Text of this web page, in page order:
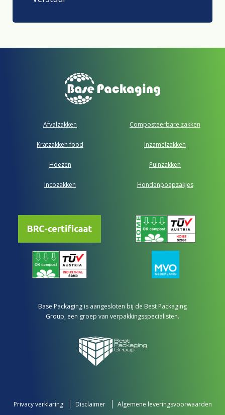
Afvalzakken Composteerbare zakken
Kratzakken food Inzamelzakken
Hoezen Puinzakken
Incozakken Hondenpoepzakjes
Base Packaging is aangesloten bij de Best Packaging
Group, een groep van verpakkingsspecialisten.
Privacy verklaring Disclaimer Algemene leveringsvoorwaarden